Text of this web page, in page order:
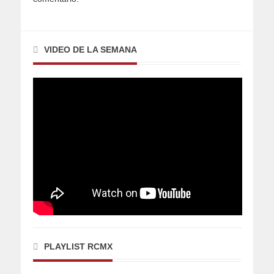
VIDEO DE LA SEMANA
PLAYLIST RCMX